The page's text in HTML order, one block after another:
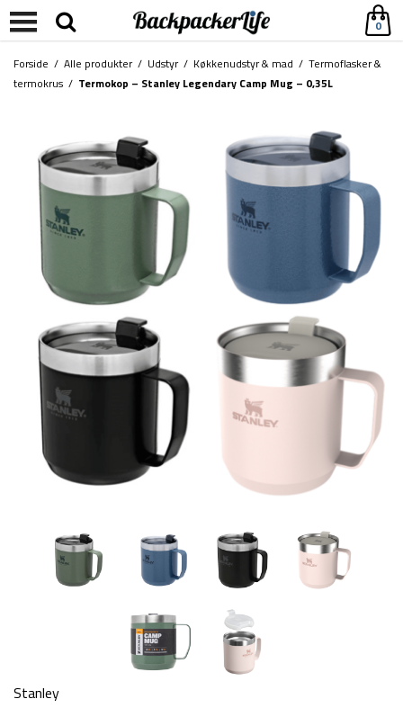
0
Forside / Alle produkter/ Udstyr/ Køkkenudstyr & mad / Termoflasker &
termokrus / Termokop – Stanley Legendary Camp Mug – 0,35L
Stanley